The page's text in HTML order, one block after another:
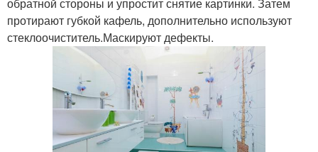
обратной стороны и упростит снятие картинки. Затем
протирают губкой кафель, дополнительно используют
стеклоочиститель.Маскируют дефекты.